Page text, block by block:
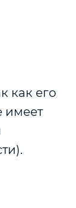
как его
имеет